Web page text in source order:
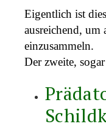
Eigentlich ist
ausreichend, um
einzusammeln.
Der zweite,